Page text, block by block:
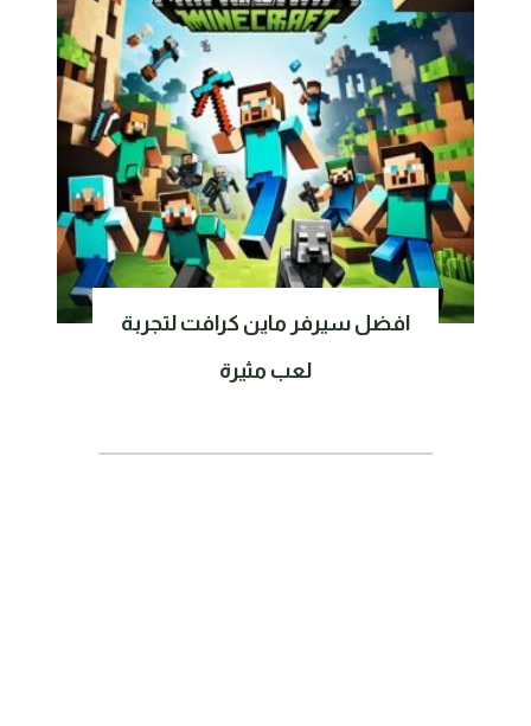
افضل سيرفر ماين كرافت لتجربة
لعب مثيرة